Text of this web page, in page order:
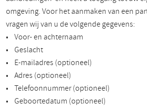
omgeving. Voor het aanmaken van een
vragen wij van u de volgende gegevens:
• Voor- en achternaam
• Geslacht
• E-mailadres (optioneel)
• Adres (optioneel)
• Telefoonnummer (optioneel)
• Geboortedatum (optioneel)